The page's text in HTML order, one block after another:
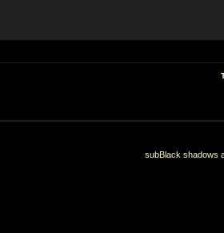
subBlack shadows